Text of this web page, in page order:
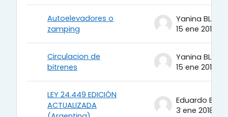
Autoelevadores o
zamping
Yanina
15 ene 2018
Circulacion de
bitrenes
Yanina
15 ene 2018
LEY 24.449 EDICIÓN
ACTUALIZADA
Eduardo
3 ene 2018